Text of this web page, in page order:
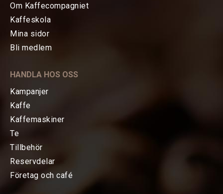
HEM
TE
KAFFEMASKINER
Espressomaskiner
38mm koniskt malverk i rostfritt stål
(Spike to Cut) Dubbla lager för att
säkerställa att du bibehåller konsekvent
malningskvalitet
Om Kaffecompagniet
Kaffeskola
Mina sidor
Bli medlem
HANDLA HOS OSS
Kampanjer
Kaffe
Kaffemaskiner
Te
Tillbehör
Reservdelar
Företag och café